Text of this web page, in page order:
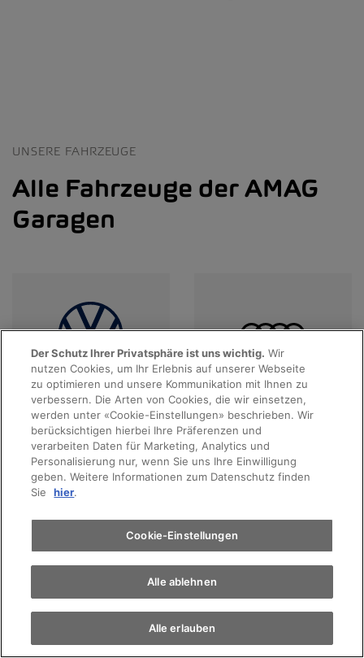
UNSERE FAHRZEUGE
Alle Fahrzeuge der AMAG
Garagen
Angebote anzeigen Angebote anzeigen
Angebote anzeigen Angebote anzeigen
Probefahrt
Terminvereinbarung
Auto finden
Elektromobilität
Der Schutz Ihrer Privatsphäre ist uns wichtig. Wir
nutzen Cookies, um Ihr Erlebnis auf unserer Webseite
zu optimieren und unsere Kommunikation mit Ihnen zu
verbessern. Die Arten von Cookies, die wir einsetzen,
werden unter «Cookie-Einstellungen» beschrieben. Wir
berücksichtigen hierbei Ihre Präferenzen und
verarbeiten Daten für Marketing, Analytics und
Personalisierung nur, wenn Sie uns Ihre Einwilligung
geben. Weitere Informationen zum Datenschutz finden
Sie
hier.
Cookie-Einstellungen
Alle ablehnen
Alle erlauben